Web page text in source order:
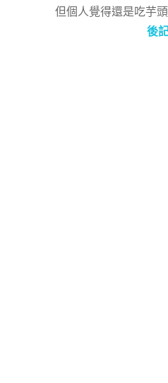
但個人覺得還是吃芋
後